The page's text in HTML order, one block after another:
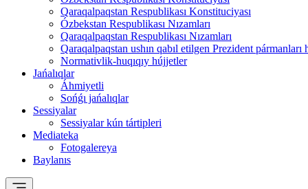
Qaraqalpaqstan Respublikası Konstituciyası
Ózbekstan Respublikası Nızamları
Qaraqalpaqstan Respublikası Nızamları
Qaraqalpaqstan ushın qabıl etilgen Prezident pármanları
Normativlik-huqıqıy hújjetler
Jańalıqlar
Áhmiyetli
Sońǵı jańalıqlar
Sessiyalar
Sessiyalar kún tártipleri
Mediateka
Fotogalereya
Baylanıs